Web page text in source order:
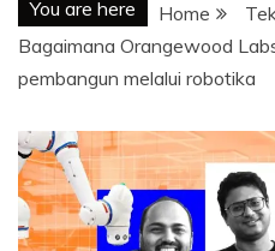
You are here Home
Bagaimana Orangewood
pembangun melalui robotika